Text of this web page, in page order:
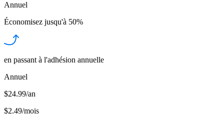
Annuel
Économisez jusqu'à 50%
en passant à l'adhésion annuelle
Annuel
$24.99/an
$2.49/mois